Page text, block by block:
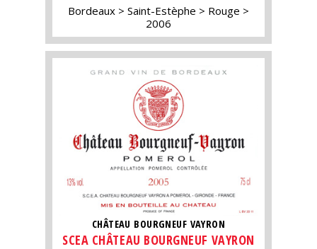
Bordeaux Saint-Estèphe
Rouge
2006
CHÂTEAU BOURGNEUF VAYRON
SCEA CHÂTEAU BOURGNEUF VAYRON